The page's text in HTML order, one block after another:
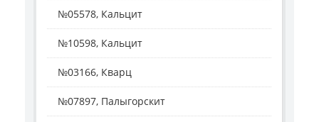
№05578, Кальцит
№10598, Кальцит
№03166, Кварц
№07897, Палыгорскит